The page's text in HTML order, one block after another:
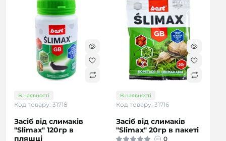
В наявності
Код товару: 31718
Засіб від слимаків
"Slimax" 120гр в
пляшці
В наявності
Код товару: 31716
Засіб від слимаків
"Slimax" 20гр в пакеті
0